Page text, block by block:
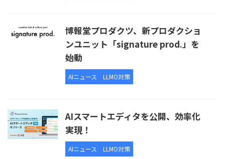
博報堂プロダクツ、新プロダクショ
ンユニット「signature prod.」を
始動
AIニュース LLMO対策
AIスマートエディタを公開、効率化
実現！
AIニュース LLMO対策